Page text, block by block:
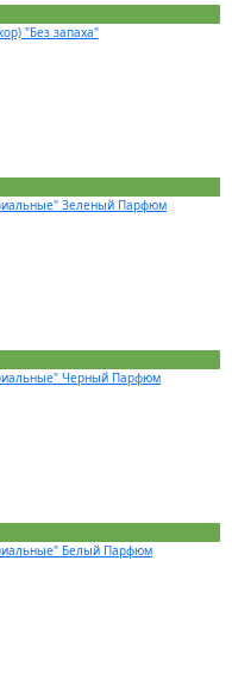
"Без запаха"
Зеленый Парфюм
Черный Парфюм
Белый Парфюм